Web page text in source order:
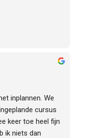
inplannen. We
cursus
keer toe heel fijn
ik niets dan